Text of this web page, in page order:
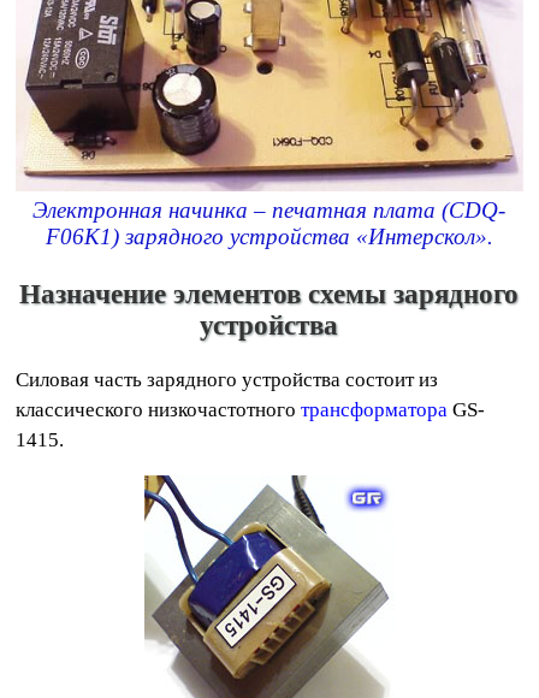
Электронная начинка – печатная плата (CDQ-
F06K1) зарядного устройства «Интерскол».
Назначение элементов схемы зарядного
устройства
Силовая часть зарядного устройства состоит из
классического низкочастотноготрансформатора GS-
1415.